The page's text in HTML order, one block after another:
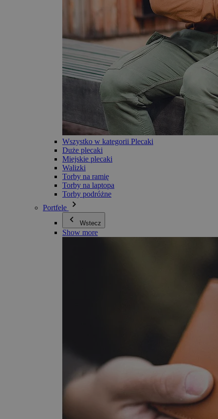
Wszystko w kategorii Plecaki
Duże plecaki
Miejskie plecaki
Walizki
Torby na ramię
Torby na laptopa
Torby podróżne
Portfele
Wstecz
Show more